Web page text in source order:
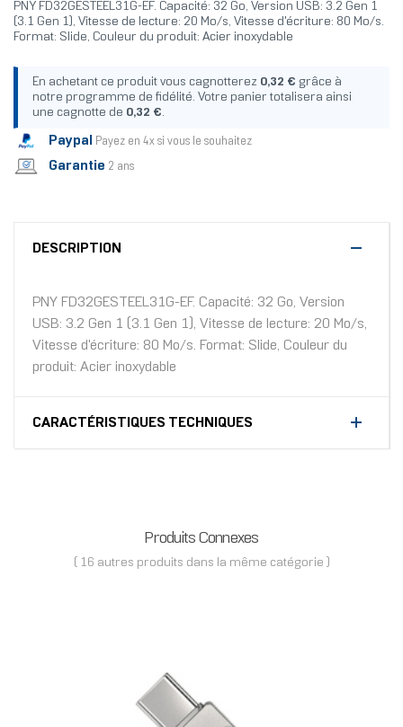
PNY FD32GESTEEL31G-EF. Capacité: 32 Go, Version USB: 3.2 Gen 1
(3.1 Gen 1), Vitesse de lecture: 20 Mo/s, Vitesse d'écriture: 80 Mo/s.
Format: Slide, Couleur du produit: Acier inoxydable
En achetant ce produit vous cagnotterez 0,32 € grâce à
notre programme de fidélité. Votre panier totalisera ainsi
une cagnotte de 0,32 €.
Paypal Payez en 4x si vous le souhaitez
Garantie 2 ans
DESCRIPTION
PNY FD32GESTEEL31G-EF. Capacité: 32 Go, Version
USB: 3.2 Gen 1 (3.1 Gen 1), Vitesse de lecture: 20 Mo/s,
Vitesse d'écriture: 80 Mo/s. Format: Slide, Couleur du
produit: Acier inoxydable
CARACTÉRISTIQUES TECHNIQUES
Produits Connexes
( 16 autres produits dans la même catégorie )